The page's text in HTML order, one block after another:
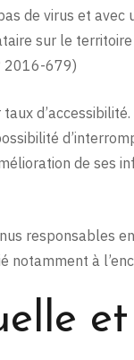
de virus et
sur le
2016-679)
de ses
responsables
à